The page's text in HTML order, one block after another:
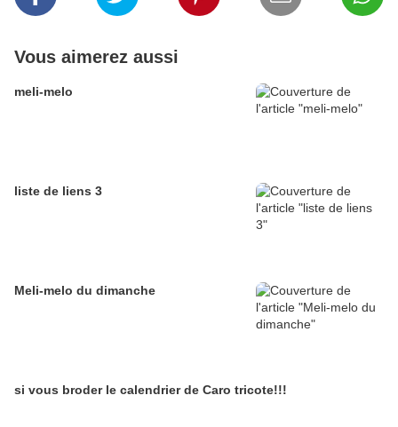
Vous aimerez aussi
meli-melo
liste de liens 3
Meli-melo du dimanche
si vous broder le calendrier de Caro tricote!!!